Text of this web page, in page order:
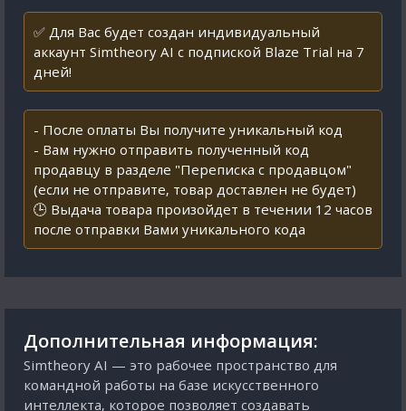
✅ Для Вас будет создан индивидуальный
аккаунт Simtheory AI с подпиской Blaze Trial на 7
дней!
- После оплаты Вы получите уникальный код
- Вам нужно отправить полученный код
продавцу в разделе "Переписка с продавцом"
(если не отправите, товар доставлен не будет)
🕒 Выдача товара произойдет в течении 12 часов
после отправки Вами уникального кода
Дополнительная информация:
Simtheory AI — это рабочее пространство для
командной работы на базе искусственного
интеллекта, которое позволяет создавать